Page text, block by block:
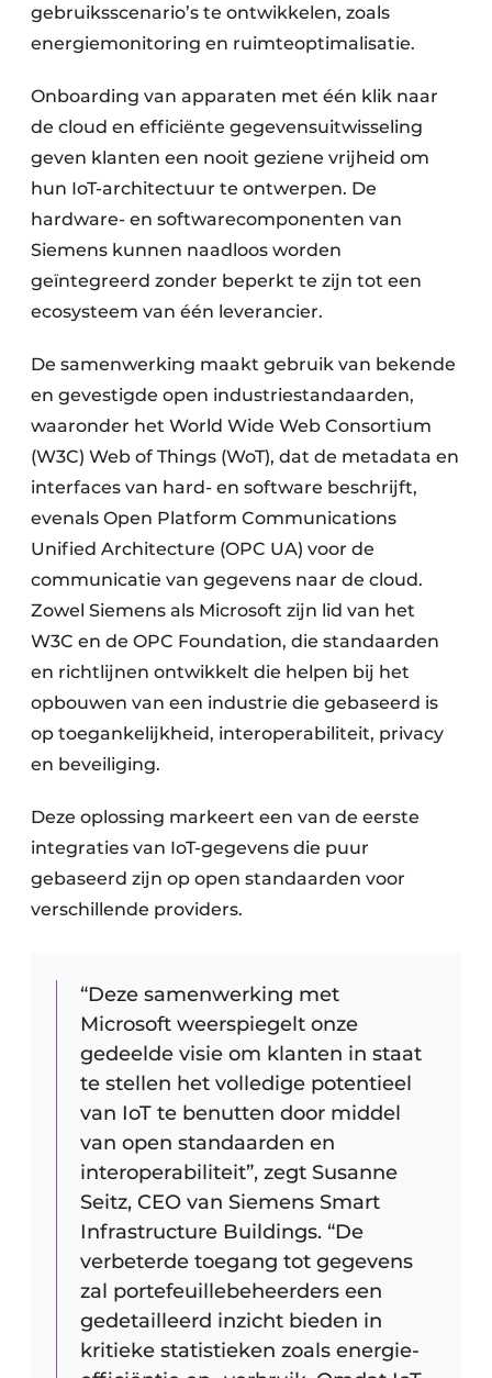
gebruiksscenario’s te ontwikkelen, zoals
energiemonitoring en ruimteoptimalisatie.
Onboarding van apparaten met één klik naar
de cloud en efficiënte gegevensuitwisseling
geven klanten een nooit geziene vrijheid om
hun IoT-architectuur te ontwerpen. De
hardware- en softwarecomponenten van
Siemens kunnen naadloos worden
geïntegreerd zonder beperkt te zijn tot een
ecosysteem van één leverancier.
De samenwerking maakt gebruik van bekende
en gevestigde open industriestandaarden,
waaronder het World Wide Web Consortium
(W3C) Web of Things (WoT), dat de metadata en
interfaces van hard- en software beschrijft,
evenals Open Platform Communications
Unified Architecture (OPC UA) voor de
communicatie van gegevens naar de cloud.
Zowel Siemens als Microsoft zijn lid van het
W3C en de OPC Foundation, die standaarden
en richtlijnen ontwikkelt die helpen bij het
opbouwen van een industrie die gebaseerd is
op toegankelijkheid, interoperabiliteit, privacy
en beveiliging.
Deze oplossing markeert een van de eerste
integraties van IoT-gegevens die puur
gebaseerd zijn op open standaarden voor
verschillende providers.
“Deze samenwerking met
Microsoft weerspiegelt onze
gedeelde visie om klanten in staat
te stellen het volledige potentieel
van IoT te benutten door middel
van open standaarden en
interoperabiliteit”, zegt Susanne
Seitz, CEO van Siemens Smart
Infrastructure Buildings. “De
verbeterde toegang tot gegevens
zal portefeuillebeheerders een
gedetailleerd inzicht bieden in
kritieke statistieken zoals energie-